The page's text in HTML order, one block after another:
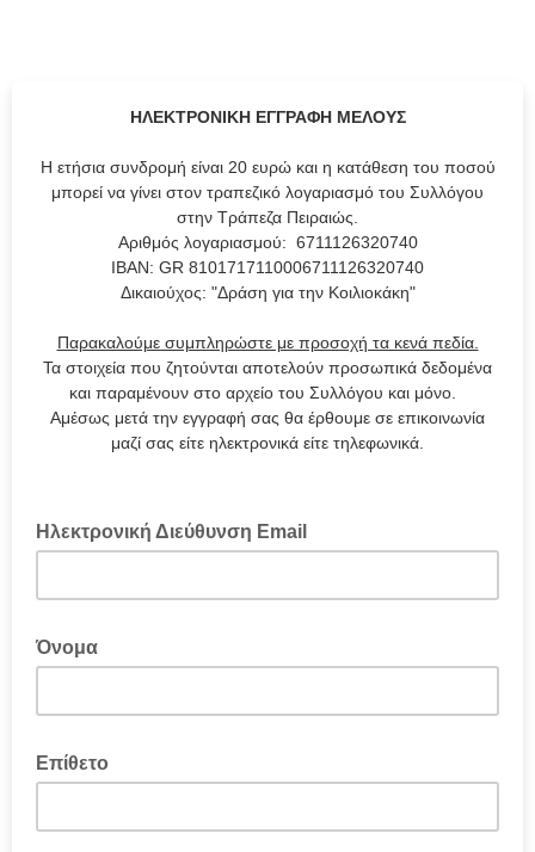
ΗΛΕΚΤΡΟΝΙΚΗ ΕΓΓΡΑΦΗ ΜΕΛΟΥΣ
Η ετήσια συνδρομή είναι 20 ευρώ και η κατάθεση του ποσού
μπορεί να γίνει στον τραπεζικό λογαριασμό του Συλλόγου
στην Τράπεζα Πειραιώς.
Αριθμός λογαριασμού: 6711126320740
ΙΒΑΝ: GR 8101717110006711126320740
Δικαιούχος: "Δράση για την Κοιλιοκάκη"
Παρακαλούμε συμπληρώστε με προσοχή τα κενά πεδία.
Τα στοιχεία που ζητούνται αποτελούν προσωπικά δεδομένα
και παραμένουν στο αρχείο του Συλλόγου και μόνο.
Αμέσως μετά την εγγραφή σας θα έρθουμε σε επικοινωνία
μαζί σας είτε ηλεκτρονικά είτε τηλεφωνικά.
Ηλεκτρονική Διεύθυνση Email
Όνομα
Επίθετο